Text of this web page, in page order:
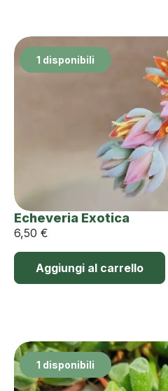
1 disponibili
Echeveria Exotica
6,50 €
Aggiungi al carrello
1 disponibili